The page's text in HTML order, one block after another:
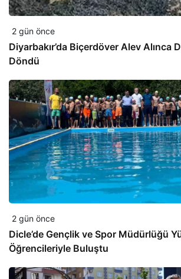
2 gün önce
Diyarbakır’da Biçerdöver Alev Alınca
Döndü
2 gün önce
Dicle’de Gençlik ve Spor Müdürlüğü
Öğrencileriyle Buluştu